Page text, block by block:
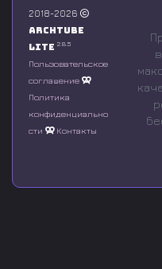
o
f
0
s
o
n
d
2018-2026
Archtube
Lite 2.8.5
Пользовательское
соглашение
Политика
конфиденциально
сти
Контакты